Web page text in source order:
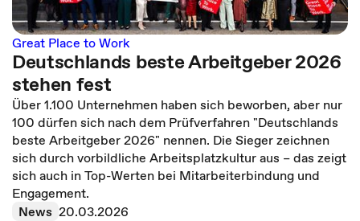
Great Place to Work
Deutschlands beste Arbeitgeber 2026
stehen fest
Über 1.100 Unternehmen haben sich beworben, aber nur
100 dürfen sich nach dem Prüfverfahren "Deutschlands
beste Arbeitgeber 2026" nennen. Die Sieger zeichnen
sich durch vorbildliche Arbeitsplatzkultur aus – das zeigt
sich auch in Top-Werten bei Mitarbeiterbindung und
Engagement.
News 20.03.2026